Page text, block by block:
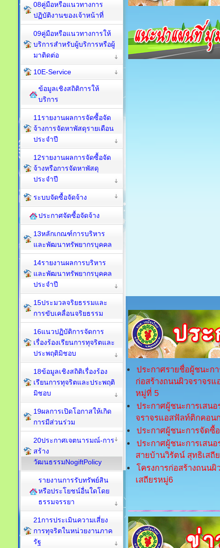
ประกาศรายชื่อผู้ชนะกา
ก่อสร้างถนนผิวจราจร
หมู่ที่ 5
ประกาศผู้ชนะการเสน
จราจรแอสฟัลท์ติกคอน
ประกาศผู้ชนะการจัดซื้
ประกาศผู้ชนะการเสน
สายบ้านวิรัตน์ สุทธิเสถี
โครงการก่อสร้างถนน
เสถียรหมู่6
08คู่มือหรือแนวทางการ
ปฏิบัติงานของเจ้าหน้าที่
09คู่มือหรือแนวทางการให้
บริการสำหรับผู้บริการหรือผู้
มาติดต่อ
10E-Service
ข้อมูลเชิงสถิติการให้
บริการ
11รายงานผลการจัดซื้อจัด
จ้างการจัดหาพัสดุรายเดือน
ประจำปี
12รายงานผลการจัดซื้อจัด
จ้างหรือการจัดหาพัสดุ
ประจำปี
ระบบจัดซื้อจัดจ้าง
ประกาศจัดซื้อจัดจ้าง
13หลักเกณฑ์การบริหาร
และพัฒนาทรัพยากรบุคคล
14รายงานผลการบริหาร
และพัฒนาทรัพยากรบุคคล
ประจำปี
15ประมวลจริยธรรมและ
การขับเคลื่อนจริยธรรม
16แนวปฏิบัติการจัดการ
เรื่องร้องเรียนการทุจริตและ
ประพฤติมิชอบ
18ข้อมูลเชิงสถิติเรื่องร้อง
เรียนการทุจริตและประพฤติ
มิชอบ
19ผลการเปิดโอกาสให้เกิด
การมีส่วนร่วม
20ประกาศเจตนารมณ์-การ
สร้าง
วัฒนธรรมNogiftPolicy
รายงานการรับทรัพย์สิน
หรือประโยชน์อื่นใดโดย
ธรรมจรรยา
21การประเมินความเสี่ยง
การทุจริตในหน่วยงานภาค
รัฐ